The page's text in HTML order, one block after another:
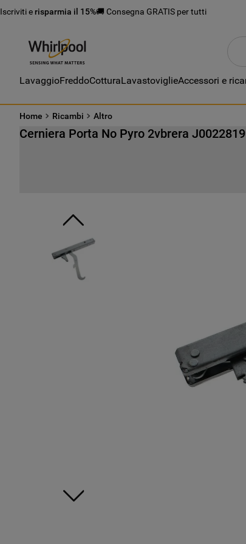
Iscriviti e risparmia il 15%🚚 Consegna GRATIS per tutti
LavaggioFreddoCotturaLavastoviglieAccessori e
Home Ricambi Altro
Cerniera Porta No Pyro 2vbrera